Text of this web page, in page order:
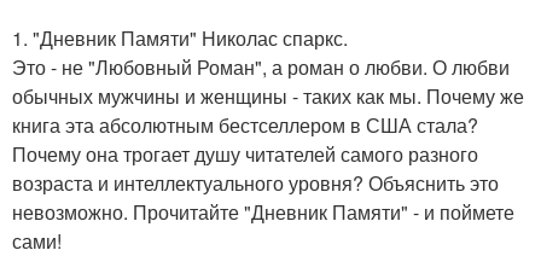
1. "Дневник Памяти" Николас спаркс.
Это - не "Любовный Роман", а роман о любви. О любви
обычных мужчины и женщины - таких как мы. Почему же
книга эта абсолютным бестселлером в США стала?
Почему она трогает душу читателей самого разного
возраста и интеллектуального уровня? Объяснить это
невозможно. Прочитайте "Дневник Памяти" - и поймете
сами!